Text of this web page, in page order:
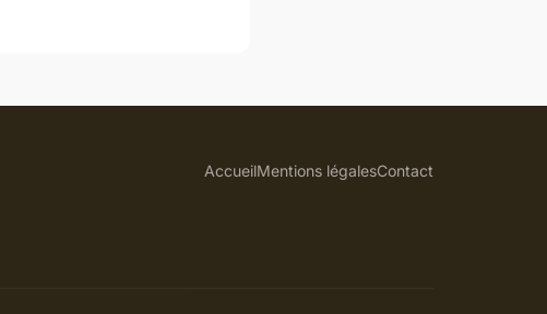
AccueilMentions légalesContact